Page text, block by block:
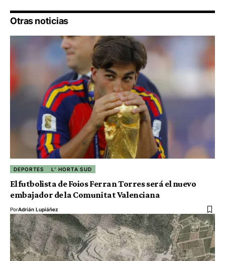
Otras noticias
DEPORTES L' HORTA SUD
El futbolista de Foios Ferran Torres será el nuevo
embajador de la Comunitat Valenciana
PorAdrián Lupiáñez